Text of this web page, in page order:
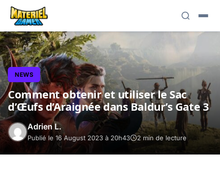
NEWS
Comment obtenir et utiliser le Sac
d’Œufs d’Araignée dans Baldur’s Gate 3
Adrien L.
Publié le 16 August 2023 à 20h43 2 min de lecture